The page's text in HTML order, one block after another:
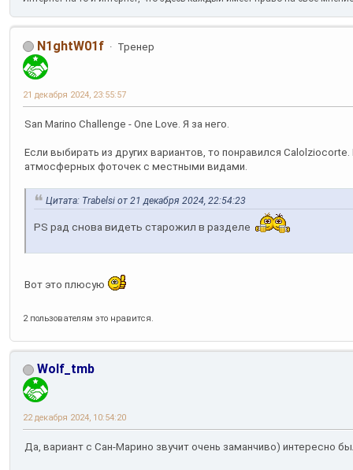
N1ghtW01f Тренер
21 декабря 2024, 23:55:57
San Marino Challenge - One Love. Я за него.
Если выбирать из других вариантов, то понравился
атмосферных фоточек с местными видами.
Цитата: Trabelsi от 21 декабря 2024, 22:54:23
PS рад снова видеть старожил в разделе
Вот это плюсую
2 пользователям это нравится.
Wolf_tmb
22 декабря 2024, 10:54:20
Да, вариант с Сан-Марино звучит очень заманчиво) интересно